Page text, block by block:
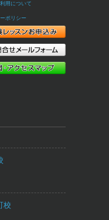
用について
ポリシー
校